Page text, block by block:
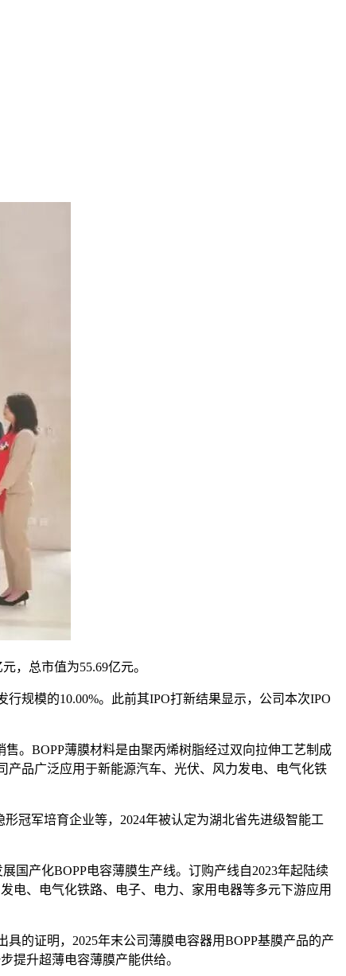
，总市值为55.69亿元。
规模的10.00%。此前其IPO打新结果显示，公司本次IPO
。BOPP薄膜材料是由聚丙烯树脂经过双向拉伸工艺制成
品广泛应用于新能源汽车、光伏、风力发电、电气化铁
冠军培育企业等，2024年被认定为湖北省先进级智能工
国产化BOPP电容薄膜生产线。订购产线自2023年起陆续
电、电气化铁路、电子、电力、家用电器等多元下游应用
的证明，2025年末公司薄膜电容器用BOPP基膜产品的产
提升超薄电容薄膜产能供给。